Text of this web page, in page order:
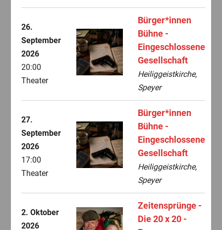
26.
September
2026
20:00
Theater
Bürger*innen
Bühne -
Eingeschlossene
Gesellschaft
Heiliggeistkirche,
Speyer
27.
September
2026
17:00
Theater
Bürger*innen
Bühne -
Eingeschlossene
Gesellschaft
Heiliggeistkirche,
Speyer
2. Oktober
2026
Zeitensprünge -
Die 20 x 20 -